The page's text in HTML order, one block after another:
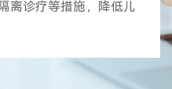
离诊疗等措施，降低儿